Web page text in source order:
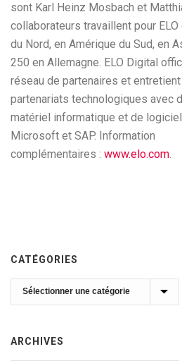
sont Karl Heinz Mosbach et
collaborateurs travaillent pour ELO
du Nord, en Amérique du Sud, en
250 en Allemagne. ELO Digital
réseau de partenaires et
partenariats technologiques avec
matériel informatique et de
Microsoft et SAP. Information
complémentaires : www.elo.com.
CATÉGORIES
Catégories
ARCHIVES